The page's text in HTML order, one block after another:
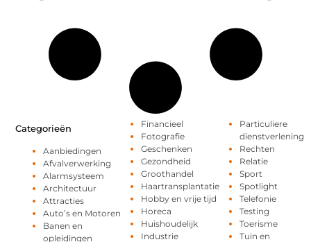
Categorieën
Aanbiedingen
Afvalverwerking
Alarmsysteem
Architectuur
Attracties
Auto’s en Motoren
Banen en
opleidingen
Financieel
Fotografie
Geschenken
Gezondheid
Groothandel
Haartransplantatie
Hobby en vrije tijd
Horeca
Huishoudelijk
Industrie
Particuliere
dienstverlening
Rechten
Relatie
Sport
Spotlight
Telefonie
Testing
Toerisme
Tuin en